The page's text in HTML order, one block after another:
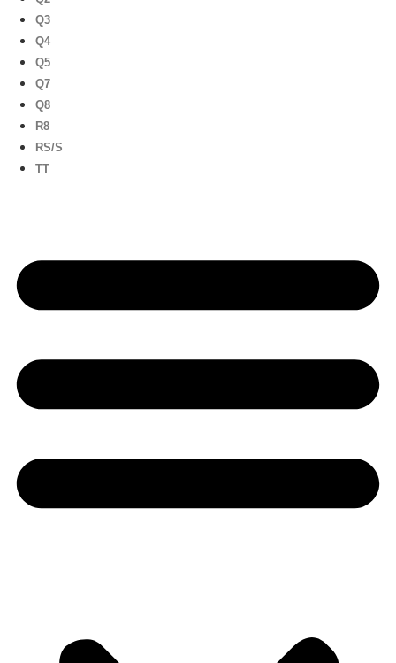
Q3
Q4
Q5
Q7
Q8
R8
RS/S
TT